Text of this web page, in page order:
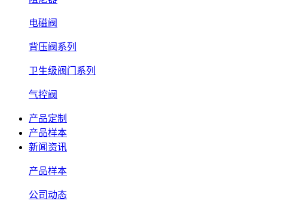
电磁阀
背压阀系列
卫生级阀门系列
气控阀
产品定制
产品样本
新闻资讯
产品样本
公司动态